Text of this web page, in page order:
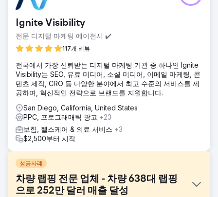
Ignite Visibility
전문 디지털 마케팅 에이전시 ✔️
117개 리뷰
전국에서 가장 신뢰받는 디지털 마케팅 기관 중 하나인 Ignite
Visibility는 SEO, 유료 미디어, 소셜 미디어, 이메일 마케팅, 콘
텐츠 제작, CRO 등 다양한 분야에서 최고 수준의 서비스를 제
공하며, 혁신적인 전략으로 브랜드를 지원합니다.
San Diego, California, United States
PPC, 프로그래매틱 광고 +23
보험, 헬스케어 & 의료 서비스 +3
$2,500부터 시작
성공사례
차량 랩핑 전문 업체 - 차량 638대 랩핑
으로 252만 달러 매출 달성